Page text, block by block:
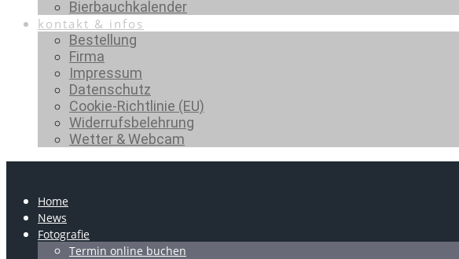
Bierbauchkalender
kontakt & infos
Bestellung
Firma
Impressum
Datenschutz
Cookie-Richtlinie (EU)
Widerrufsbelehrung
Wetter & Webcam
Home
News
Fotografie
Termin online buchen